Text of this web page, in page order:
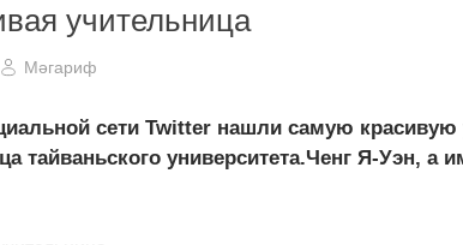
учительница
Мәгариф
сети Twitter нашли самую
тайваньского университета.Ченг Я-Уэн, а